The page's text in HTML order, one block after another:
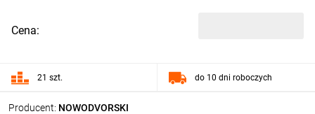
Producent: NOWODVORSKI
Cena:
21 szt. do 10 dni roboczych